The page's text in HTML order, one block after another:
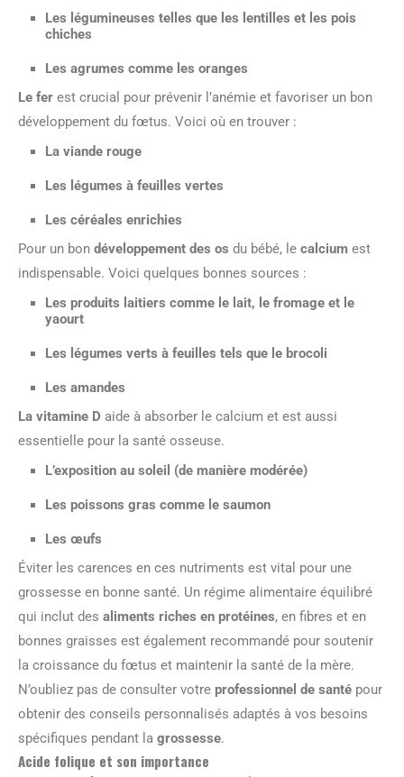
Les légumineuses telles que les lentilles et les pois
chiches
Les agrumes comme les oranges
Le fer est crucial pour prévenir l’anémie et favoriser un bon
développement du fœtus. Voici où en trouver :
La viande rouge
Les légumes à feuilles vertes
Les céréales enrichies
Pour un bon développement des os du bébé, le calcium est
indispensable. Voici quelques bonnes sources :
Les produits laitiers comme le lait, le fromage et le
yaourt
Les légumes verts à feuilles tels que le brocoli
Les amandes
La vitamine D aide à absorber le calcium et est aussi
essentielle pour la santé osseuse.
L’exposition au soleil (de manière modérée)
Les poissons gras comme le saumon
Les œufs
Éviter les carences en ces nutriments est vital pour une
grossesse en bonne santé. Un régime alimentaire équilibré
qui inclut des aliments riches en protéines, en fibres et en
bonnes graisses est également recommandé pour soutenir
la croissance du fœtus et maintenir la santé de la mère.
N’oubliez pas de consulter votre professionnel de santé pour
obtenir des conseils personnalisés adaptés à vos besoins
spécifiques pendant la grossesse.
Acide folique et son importance